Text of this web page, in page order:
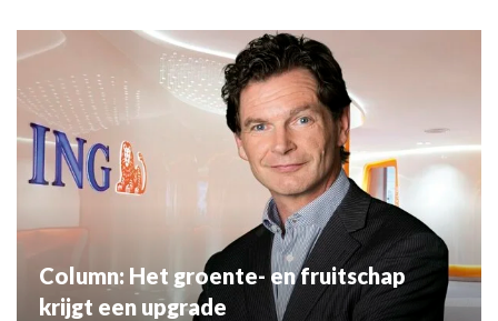
Column: Het groente- en fruitschap
krijgt een upgrade